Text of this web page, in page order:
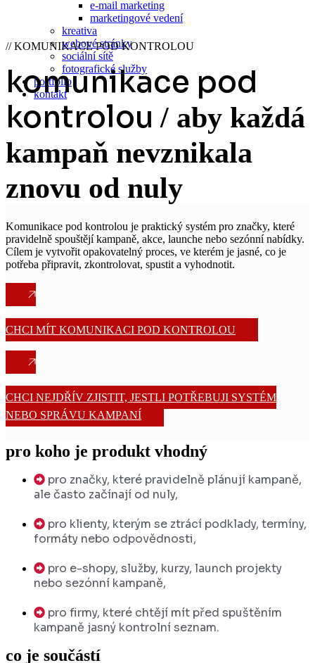
e-mail marketing
marketingové vedení
kreativa
webové stránky
sociální sítě
fotografické služby
portfolio
kontakt
//KOMUNIKACE POD KONTROLOU
komunikace pod
kontrolou/ aby každá
kampaň nevznikala
znovu od nuly
Komunikace pod kontrolou je praktický systém pro značky, které
pravidelně spouštějí kampaně, akce, launche nebo sezónní nabídky.
Cílem je vytvořit opakovatelný proces, ve kterém je jasné, co je
potřeba připravit, zkontrolovat, spustit a vyhodnotit.
CHCI MÍT KOMUNIKACI POD KONTROLOU
CHCI NEJDŘÍV ZJISTIT, JESTLI POTŘEBUJI SYSTÉM
NEBO SPRÁVU KAMPANÍ
pro koho je produkt vhodný
pro značky, které pravidelně plánují kampaně,
ale často začínají od nuly,
pro klienty, kterým se ztrácí podklady, termíny,
formáty nebo odpovědnosti,
pro e-shopy, služby, kurzy, launch projekty
nebo sezónní kampaně,
pro firmy, které chtějí mít před spuštěním
kampaně jasný kontrolní seznam.
co je součástí